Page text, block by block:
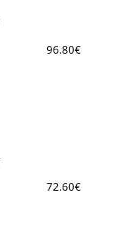
96.80€
72.60€